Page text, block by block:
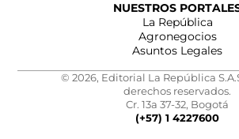
NUESTROS
La República
Agronegocios
Asuntos Legales
© 2026, Editorial La República
derechos reservados.
Cr. 13a 37-32, Bogotá
(+57) 1 4227600